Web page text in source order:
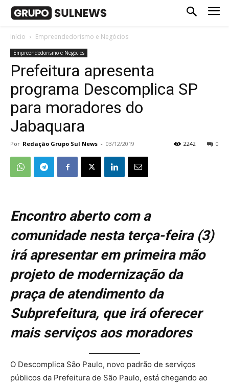
Início Empreendedorismo e Negócios
Empreendedorismo e Negócios
Prefeitura apresenta
programa Descomplica SP
para moradores do
Jabaquara
Por Redação Grupo Sul News - 03/12/2019 0
2242
Encontro aberto com a
comunidade nesta terça-feira (3)
irá apresentar em primeira mão
projeto de modernização da
praça de atendimento da
Subprefeitura, que irá oferecer
mais serviços aos moradores
O Descomplica São Paulo, novo padrão de serviços
públicos da Prefeitura de São Paulo, está chegando ao